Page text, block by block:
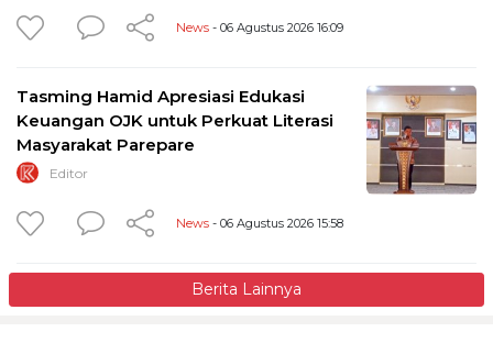
News - 06 Agustus 2026 16:09
Tasming Hamid Apresiasi Edukasi
Keuangan OJK untuk Perkuat Literasi
Masyarakat Parepare
Editor
News - 06 Agustus 2026 15:58
Berita Lainnya